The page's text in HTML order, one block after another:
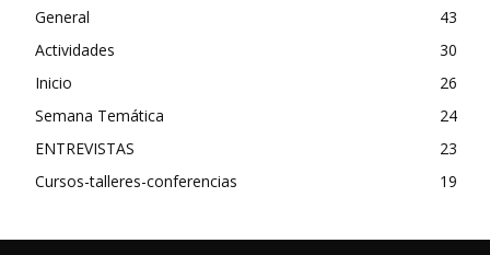
General
43
Actividades
30
Inicio
26
Semana Temática
24
ENTREVISTAS
23
Cursos-talleres-conferencias
19